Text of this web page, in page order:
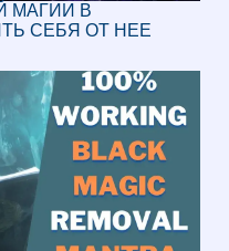
МАГИИ В
СЕБЯ ОТ НЕЕ